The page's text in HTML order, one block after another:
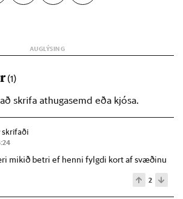
(1)
skrifa athugasemd eða kjósa.
skrifaði
mikið betri ef henni fylgdi kort af svæðinu
2